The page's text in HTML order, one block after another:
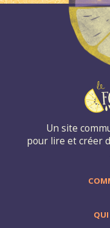
Un site
pour lire et créer